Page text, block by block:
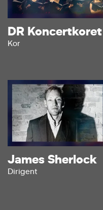
DR Koncertkoret
Kor
James Sherlock
Dirigent